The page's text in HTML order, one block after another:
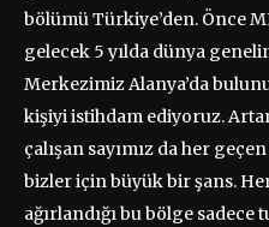
bölümü Türkiye’den. Önce
gelecek 5 yılda dünya
Merkezimiz Alanya’da
kişiyi istihdam ediyoruz.
çalışan sayımız da her
bizler için büyük bir şans.
ağırlandığı bu bölge